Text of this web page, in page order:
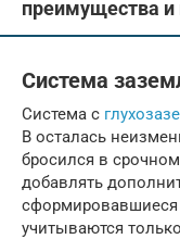
преимущества и
Система
Система с
В осталась
бросился в
добавлять
сформировавшиеся
учитываются